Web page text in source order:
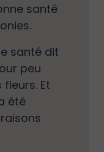
santé
santé dit
peu
Et
été